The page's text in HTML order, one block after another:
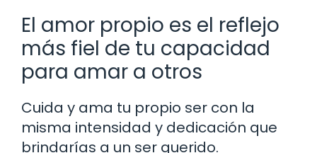
El amor propio es el reflejo
más fiel de tu capacidad
para amar a otros
Cuida y ama tu propio ser con la
misma intensidad y dedicación que
brindarías a un ser querido.